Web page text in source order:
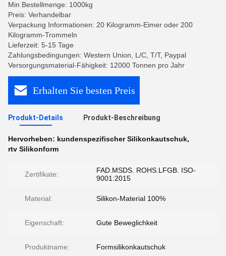
Min Bestellmenge: 1000kg
Preis: Verhandelbar
Verpackung Informationen: 20 Kilogramm-Eimer oder 200
Kilogramm-Trommeln
Lieferzeit: 5-15 Tage
Zahlungsbedingungen: Western Union, L/C, T/T, Paypal
Versorgungsmaterial-Fähigkeit: 12000 Tonnen pro Jahr
Erhalten Sie besten Preis
Produkt-Details Produkt-Beschreibung
Hervorheben: kundenspezifischer Silikonkautschuk,
rtv Silikonform
Zertifikate:
FAD.MSDS. ROHS.LFGB. ISO-
9001:2015
Material: Silikon-Material 100%
Eigenschaft: Gute Beweglichkeit
Produktname: Formsilikonkautschuk